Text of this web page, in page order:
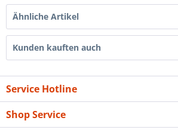
Ähnliche Artikel
Kunden kauften auch
Service Hotline
Shop Service